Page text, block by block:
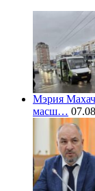
Мэрия
масш…